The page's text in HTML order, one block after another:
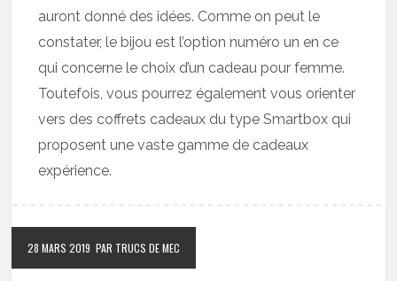
auront donné des idées. Comme on peut le
constater, le bijou est l’option numéro un en ce
qui concerne le choix d’un cadeau pour femme.
Toutefois, vous pourrez également vous orienter
vers des coffrets cadeaux du type Smartbox qui
proposent une vaste gamme de cadeaux
expérience.
28 MARS 2019 PAR TRUCS DE MEC